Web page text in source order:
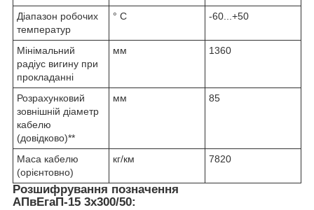
Діапазон робочих
температур
° С -60...+50
Мінімальний
радіус вигину при
прокладанні
мм 1360
Розрахунковий
зовнішній діаметр
кабелю
(довідково)**
мм 85
Маса кабелю
(орієнтовно)
кг/км 7820
Розшифрування позначення
АПвЕгаП‑15 3х300/50: